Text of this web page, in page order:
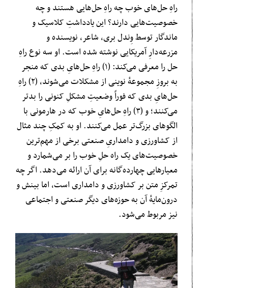
راهِ حل‌های خوب چه راهِ حل‌هایی هستند و چه
خصوصیت‌هایی دارند؟ این یادداشتِ کلاسیک و
ماندگار توسط وِندل بری، شاعر، نویسنده و
مزرعه‌دارِ آمریکایی نوشته شده است. او سه نوع راهِ
حل را معرفی می‌کند: (۱) راهِ حل‌هایِ بدی که منجر
به بروزِ مجموعه‌ٔ نوینی از مشکلات می‌شوند، (۲) راهِ
حل‌هایِ بدی که فوراً وضعیتِ مشکلِ کنونی را بدتر
می‌کنند؛ و (۳) راهِ حل‌هایِ خوب که در هارمونی با
الگوهای بزرگ‌تر عمل می‌کنند. او به کمکِ چند مثال‌
از کشاورزی و دامداریِ صنعتی برخی از مهم‌ترین
خصوصیت‌های یک راه حلِ خوب را بر می‌شمارد و
معیارهایی چهارده‌گانه برای آن ارائه می‌دهد. اگر چه
تمرکزِ متن بر کشاورزی و دامداری است، اما بینش و
درون‌مایهٔ آن به حوزه‌های دیگر صنعتی و اجتماعی
نیز مربوط می‌شود.